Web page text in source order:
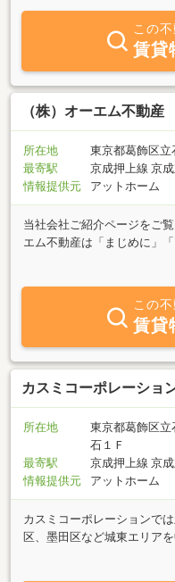
配慮した住宅作りを行いま
で（honest）は、「信頼」
architecture/アーキテクチ
語を使用しております。建
る建物』を皆様に提供をし
員が「誠実な建築家（人間
たします。お気軽にお問い
この
賃貸
（株）オーエム不動産
所在地
東京都葛飾区立
最寄駅
京成押上線 京
情報提供元
アットホーム
当社会社ご紹介ページをご
エム不動産は「まじめに」
様に満足して頂く。それが
ちは一つでも多く、そして
を提供していく事が出来れ
ーエム不動産であり続ける
援・ご愛顧賜りますよう、
この
賃貸
カスミコーポレーショ
所在地
東京都葛飾区立
石１Ｆ
最寄駅
京成押上線 京
情報提供元
アットホーム
カスミコーポレーションで
区、墨田区など城東エリア
提供しております。実際に